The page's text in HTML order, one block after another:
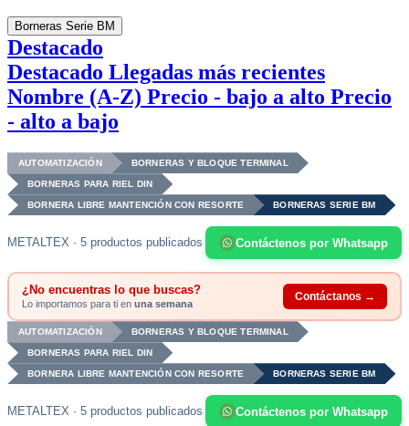
Borneras Serie BM
Destacado
Destacado Llegadas más recientes
Nombre (A-Z) Precio - bajo a alto Precio
- alto a bajo
AUTOMATIZACIÓN BORNERAS Y BLOQUE TERMINAL
BORNERAS PARA RIEL DIN
BORNERA LIBRE MANTENCIÓN CON RESORTE BORNERAS SERIE BM
METALTEX · 5 productos publicados Contáctenos por Whatsapp
¿No encuentras lo que buscas?
Lo importamos para ti en una semana
Contáctanos →
AUTOMATIZACIÓN BORNERAS Y BLOQUE TERMINAL
BORNERAS PARA RIEL DIN
BORNERA LIBRE MANTENCIÓN CON RESORTE BORNERAS SERIE BM
METALTEX · 5 productos publicados Contáctenos por Whatsapp